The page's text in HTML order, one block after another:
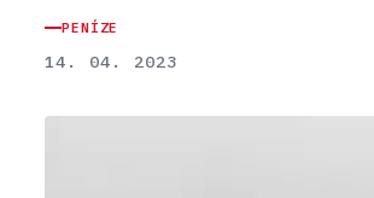
PENÍZE
14. 04. 2023